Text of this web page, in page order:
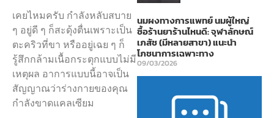
เคยไหมครับ กำลังหลับสบาย
ๆ อยู่ดี ๆ ก็สะดุ้งตื่นเพราะเป็น
ตะคริวที่ขา หรืออยู่เฉย ๆ ก็
รู้สึกกล้ามเนื้อกระตุกแบบไม่มี
เหตุผล อาการแบบนี้อาจเป็น
สัญญาณว่าร่างกายของคุณ
กำลังขาดแคลเซียม
นมผงทางการแพทย์ นมผู้ใหญ่
ซื้อร้านยาร้านไหนดี: จุฬาลักษณ์
เภสัช (มีหลายสาขา) แนะนำ
โภชนาการเฉพาะทาง
09/03/2026